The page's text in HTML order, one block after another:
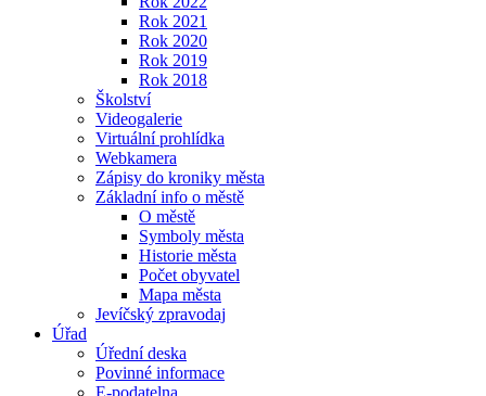
Rok 2021
Rok 2020
Rok 2019
Rok 2018
Školství
Videogalerie
Virtuální prohlídka
Webkamera
Zápisy do kroniky města
Základní info o městě
O městě
Symboly města
Historie města
Počet obyvatel
Mapa města
Jevíčský zpravodaj
Úřad
Úřední deska
Povinné informace
E-podatelna